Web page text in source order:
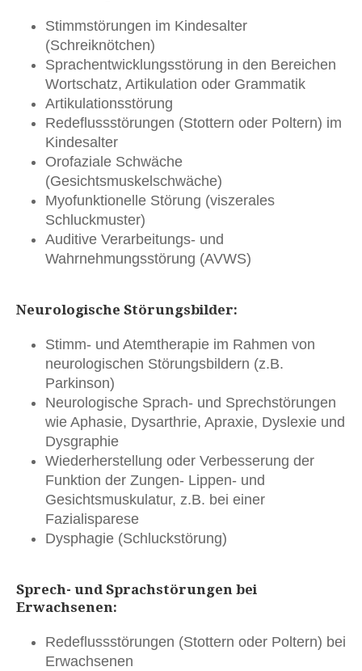
Stimmstörungen im Kindesalter
(Schreiknötchen)
Sprachentwicklungsstörung in den Bereichen
Wortschatz, Artikulation oder Grammatik
Artikulationsstörung
Redeflussstörungen (Stottern oder Poltern) im
Kindesalter
Orofaziale Schwäche
(Gesichtsmuskelschwäche)
Myofunktionelle Störung (viszerales
Schluckmuster)
Auditive Verarbeitungs- und
Wahrnehmungsstörung (AVWS)
Neurologische Störungsbilder:
Stimm- und Atemtherapie im Rahmen von
neurologischen Störungsbildern (z.B.
Parkinson)
Neurologische Sprach- und Sprechstörungen
wie Aphasie, Dysarthrie, Apraxie, Dyslexie und
Dysgraphie
Wiederherstellung oder Verbesserung der
Funktion der Zungen- Lippen- und
Gesichtsmuskulatur, z.B. bei einer
Fazialisparese
Dysphagie (Schluckstörung)
Sprech- und Sprachstörungen bei
Erwachsenen:
Redeflussstörungen (Stottern oder Poltern) bei
Erwachsenen